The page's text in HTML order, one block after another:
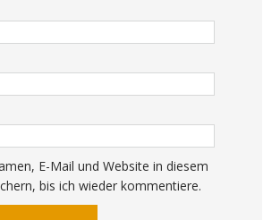
E-Mail und Website in diesem
bis ich wieder kommentiere.